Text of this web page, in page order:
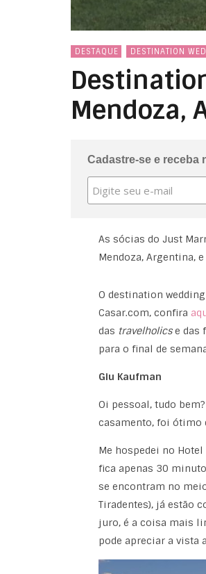
DESTAQUE DESTINATION
Mendoza,
Cadastre-se e receba
As sócias do Just
Mendoza, Argentina,
O destination
Casar.com, confira
das travelholicse das
para o final de
Giu Kaufman
Oi pessoal, tudo
casamento, foi ótimo
Me hospedei no
fica apenas 30
se encontram no
Tiradentes), já estão
juro, é a coisa mais
pode apreciar a vista